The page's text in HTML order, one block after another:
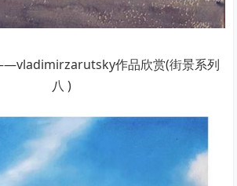
作品欣赏(街景系列
八 )